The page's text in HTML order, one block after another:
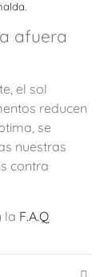
afuera
el sol
reducen
se
nuestras
contra
la F.A.Q